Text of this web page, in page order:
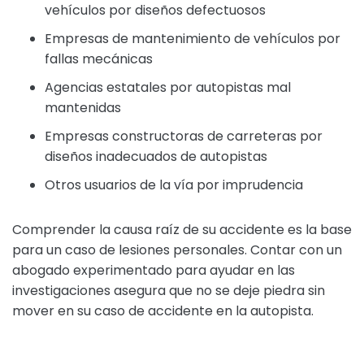
vehículos por diseños defectuosos
Empresas de mantenimiento de vehículos por
fallas mecánicas
Agencias estatales por autopistas mal
mantenidas
Empresas constructoras de carreteras por
diseños inadecuados de autopistas
Otros usuarios de la vía por imprudencia
Comprender la causa raíz de su accidente es la base
para un caso de lesiones personales. Contar con un
abogado experimentado para ayudar en las
investigaciones asegura que no se deje piedra sin
mover en su caso de accidente en la autopista.